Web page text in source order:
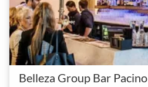
Belleza Group Bar Pacino